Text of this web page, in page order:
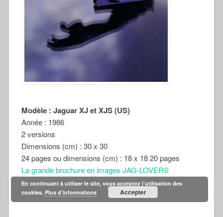
Modèle : Jaguar XJ et XJS (US)
Année : 1986
2 versions
Dimensions (cm) : 30 x 30
24 pages ou dimensions (cm) : 18 x 18 20 pages
La grande brochure en images JAG-LOVERS
En continuant à utiliser le site, vous acceptez l’utilisation des
cookies. Plus d’informations Accepter